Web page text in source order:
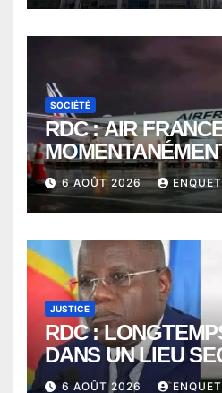
SOCIÉTÉ
RDC : AIR
ENTRE
6 AOÛT 2026
JUSTICE
RDC :
DANS UN LIEU
MINAKU ET
6 AOÛT 2026